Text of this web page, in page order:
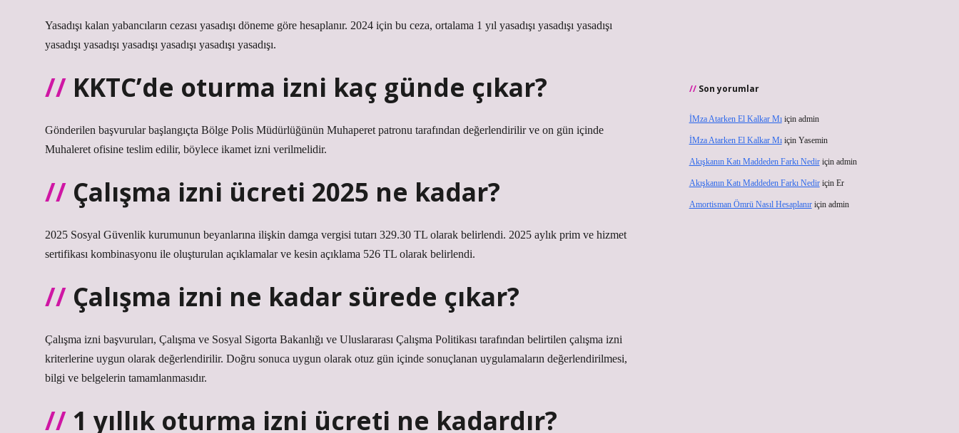
Yasadışı kalan yabancıların cezası yasadışı döneme göre hesaplanır. 2024 için bu ceza, ortalama 1 yıl yasadışı yasadışı yasadışı
yasadışı yasadışı yasadışı yasadışı yasadışı yasadışı.
KKTC’de oturma izni kaç günde çıkar?
Gönderilen başvurular başlangıçta Bölge Polis Müdürlüğünün Muhaperet patronu tarafından değerlendirilir ve on gün içinde
Muhaleret ofisine teslim edilir, böylece ikamet izni verilmelidir.
Çalışma izni ücreti 2025 ne kadar?
2025 Sosyal Güvenlik kurumunun beyanlarına ilişkin damga vergisi tutarı 329.30 TL olarak belirlendi. 2025 aylık prim ve hizmet
sertifikası kombinasyonu ile oluşturulan açıklamalar ve kesin açıklama 526 TL olarak belirlendi.
Çalışma izni ne kadar sürede çıkar?
Çalışma izni başvuruları, Çalışma ve Sosyal Sigorta Bakanlığı ve Uluslararası Çalışma Politikası tarafından belirtilen çalışma izni
kriterlerine uygun olarak değerlendirilir. Doğru sonuca uygun olarak otuz gün içinde sonuçlanan uygulamaların değerlendirilmesi,
bilgi ve belgelerin tamamlanmasıdır.
1 yıllık oturma izni ücreti ne kadardır?
Son yorumlar
İMza Atarken El Kalkar Mıiçin admin
İMza Atarken El Kalkar Mıiçin Yasemin
Akışkanın Katı Maddeden Farkı Nediriçin admin
Akışkanın Katı Maddeden Farkı Nediriçin Er
Amortisman Ömrü Nasıl Hesaplanıriçin admin